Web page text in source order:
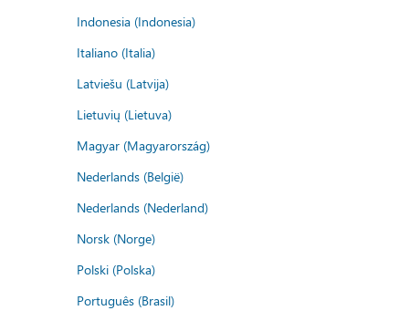
Indonesia (Indonesia)
Italiano (Italia)
Latviešu (Latvija)
Lietuvių (Lietuva)
Magyar (Magyarország)
Nederlands (België)
Nederlands (Nederland)
Norsk (Norge)
Polski (Polska)
Português (Brasil)